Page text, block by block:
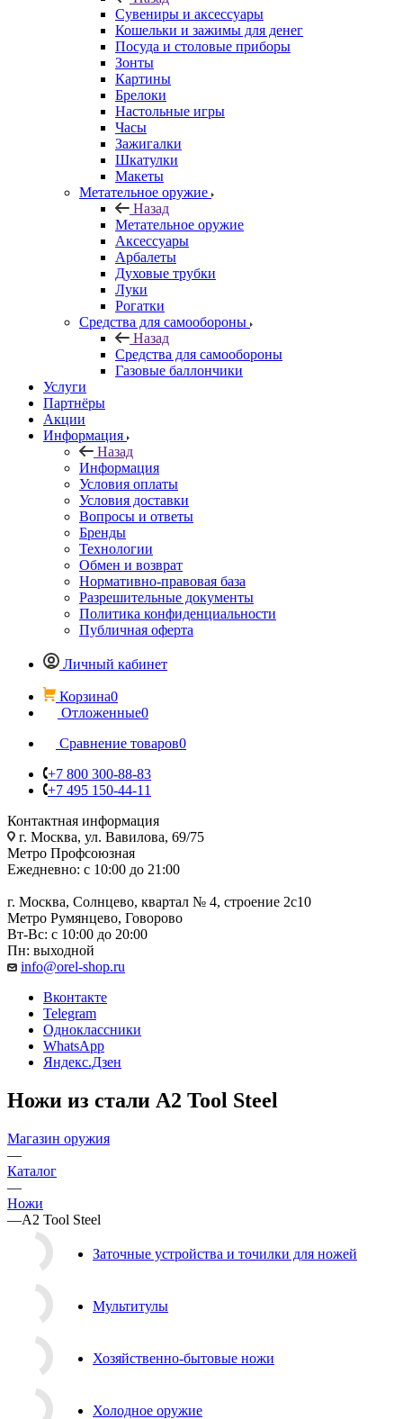
Сувениры и аксессуары
Кошельки и зажимы для денег
Посуда и столовые приборы
Зонты
Картины
Брелоки
Настольные игры
Часы
Зажигалки
Шкатулки
Макеты
Метательное оружие
Назад
Метательное оружие
Аксессуары
Арбалеты
Духовые трубки
Луки
Рогатки
Средства для самообороны
Назад
Средства для самообороны
Газовые баллончики
Услуги
Партнёры
Акции
Информация
Назад
Информация
Условия оплаты
Условия доставки
Вопросы и ответы
Бренды
Технологии
Обмен и возврат
Нормативно-правовая база
Разрешительные документы
Политика конфиденциальности
Публичная оферта
Личный кабинет
Корзина0
Отложенные0
Сравнение товаров0
+7 800 300-88-83
+7 495 150-44-11
Контактная информация
г. Москва, ул. Вавилова, 69/75
Метро Профсоюзная
Ежедневно: с 10:00 до 21:00
г. Москва, Солнцево, квартал № 4, строение 2с10
Метро Румянцево, Говорово
Вт-Вс: с 10:00 до 20:00
Пн: выходной
info@orel-shop.ru
Вконтакте
Telegram
Одноклассники
WhatsApp
Яндекс.Дзен
Ножи из стали A2 Tool Steel
Магазин оружия
—
Каталог
—
Ножи
—A2 Tool Steel
Заточные устройства и точилки для ножей
Мультитулы
Хозяйственно-бытовые ножи
Холодное оружие